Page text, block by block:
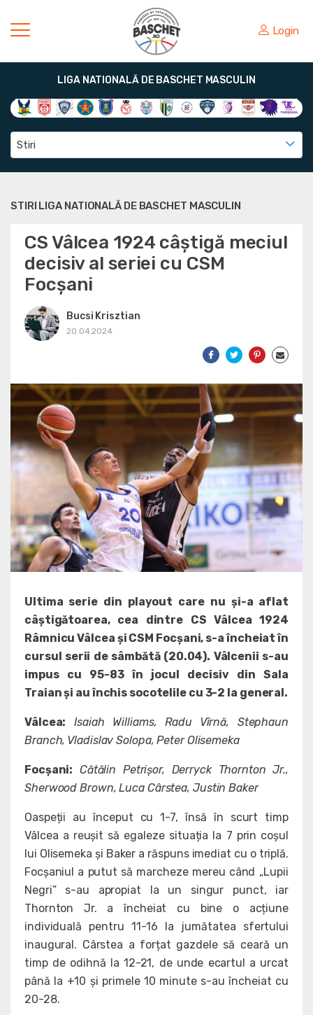
Login
LIGA NATIONALĂ DE BASCHET MASCULIN
Stiri
STIRI LIGA NATIONALĂ DE BASCHET MASCULIN
CS Vâlcea 1924 câștigă meciul
decisiv al seriei cu CSM
Focșani
Bucsi Krisztian
20.04.2024
Ultima serie din playout care nu și-a aflat
câștigătoarea, cea dintre CS Vâlcea 1924
Râmnicu Vâlcea și CSM Focșani, s-a încheiat în
cursul serii de sâmbătă (20.04). Vâlcenii s-au
impus cu 95-83 în jocul decisiv din Sala
Traian și au închis socotelile cu 3-2 la general.
Vâlcea: Isaiah Williams, Radu Vîrnă, Stephaun
Branch, Vladislav Solopa, Peter Olisemeka
Focșani: Cătălin Petrișor, Derryck Thornton Jr.,
Sherwood Brown, Luca Cârstea, Justin Baker
Oaspeții au început cu 1-7, însă în scurt timp
Vâlcea a reușit să egaleze situația la 7 prin coșul
lui Olisemeka și Baker a răspuns imediat cu o triplă.
Focșaniul a putut să marcheze mereu când „Lupii
Negri” s-au apropiat la un singur punct, iar
Thornton Jr. a încheiat cu bine o acțiune
individuală pentru 11-16 la jumătatea sfertului
inaugural. Cârstea a forțat gazdele să ceară un
timp de odihnă la 12-21, de unde ecartul a urcat
până la +10 și primele 10 minute s-au încheiat cu
20-28.